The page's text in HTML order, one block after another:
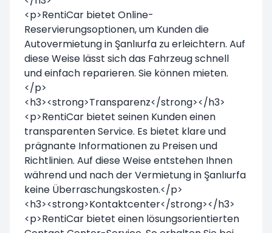
<p>RentiCar bietet Online-
Reservierungsoptionen, um Kunden die
Autovermietung in Şanlıurfa zu erleichtern. Auf
diese Weise lässt sich das Fahrzeug schnell
und einfach reparieren. Sie können mieten.
</p>
<h3><strong>Transparenz</strong></h3>
<p>RentiCar bietet seinen Kunden einen
transparenten Service. Es bietet klare und
prägnante Informationen zu Preisen und
Richtlinien. Auf diese Weise entstehen Ihnen
während und nach der Vermietung in Şanlıurfa
keine Überraschungskosten.</p>
<h3><strong>Kontaktcenter</strong></h3>
<p>RentiCar bietet einen lösungsorientierten